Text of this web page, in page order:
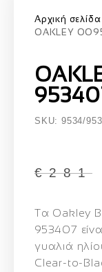
Αρχική σελίδα
OAKLEY
SKU: 9534/
€281
Τα Oakley
953407
γυαλιά